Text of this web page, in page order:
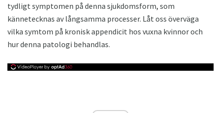
tydligt symptomen på denna sjukdomsform, som
kännetecknas av långsamma processer. Låt oss överväga
vilka symtom på kronisk appendicit hos vuxna kvinnor och
hur denna patologi behandlas.